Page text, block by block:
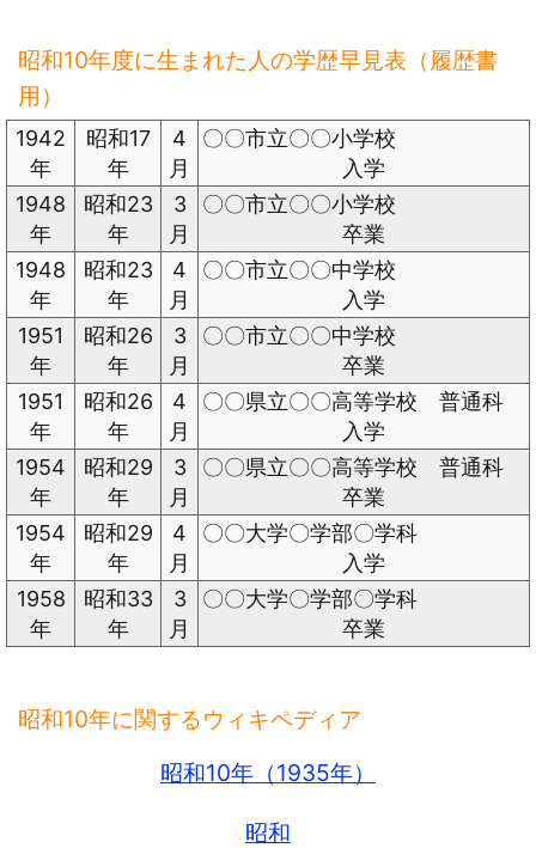
昭和10年度に生まれた人の学歴早見表（履歴書
用）
1942
年
昭和17
年
4
月
〇〇市立〇〇小学校
入学
1948
年
昭和23
年
3
月
〇〇市立〇〇小学校
卒業
1948
年
昭和23
年
4
月
〇〇市立〇〇中学校
入学
1951
年
昭和26
年
3
月
〇〇市立〇〇中学校
卒業
1951
年
昭和26
年
4
月
〇〇県立〇〇高等学校 普通科
入学
1954
年
昭和29
年
3
月
〇〇県立〇〇高等学校 普通科
卒業
1954
年
昭和29
年
4
月
〇〇大学〇学部〇学科
入学
1958
年
昭和33
年
3
月
〇〇大学〇学部〇学科
卒業
昭和10年に関するウィキペディア
昭和10年（1935年）
昭和